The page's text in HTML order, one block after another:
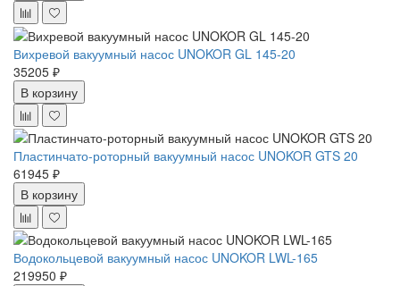
Вихревой вакуумный насос UNOKOR GL 145-20
35205 ₽
В корзину
Пластинчато-роторный вакуумный насос UNOKOR GTS 20
61945 ₽
В корзину
Водокольцевой вакуумный насос UNOKOR LWL-165
219950 ₽